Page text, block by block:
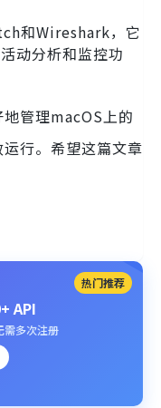
和Wireshark，它
动分析和监控功
管理macOS上的
行。希望这篇文章
热门推荐
API
多次注册